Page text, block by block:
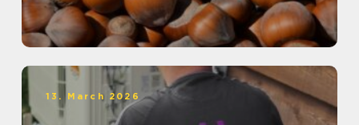
13. March 2026